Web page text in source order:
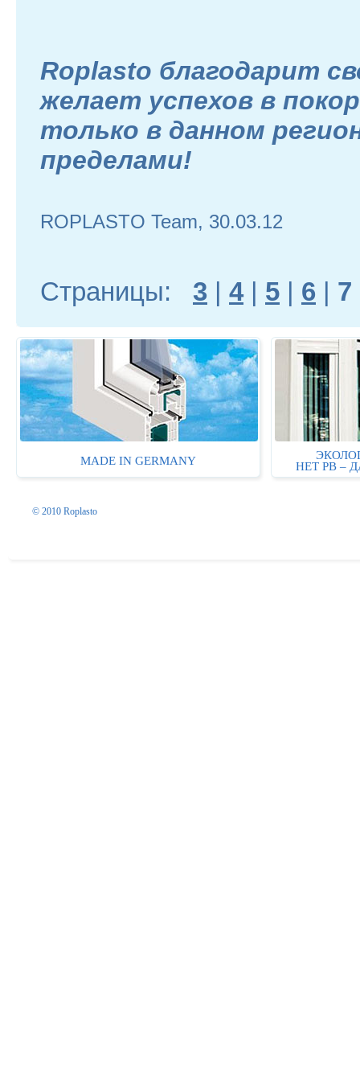
Roplasto благодарит
желает успехов в
только в данном
пределами!
ROPLASTO Team, 30.03.12
Страницы: 3 4| 5 6 7
MADE IN GERMANY
НЕТ PB –
© 2010 Roplasto